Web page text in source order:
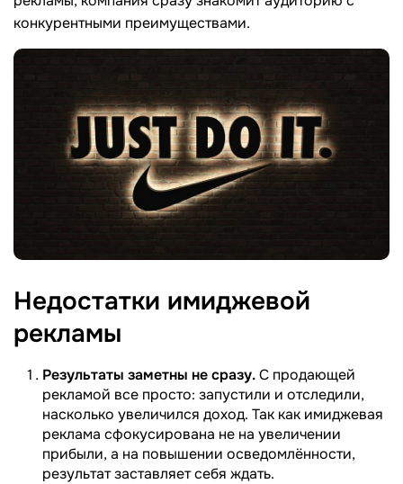
конкурентными преимуществами.
Недостатки имиджевой
рекламы
Результаты заметны не сразу.С продающей
рекламой все просто: запустили и отследили,
насколько увеличился доход. Так как имиджевая
реклама сфокусирована не на увеличении
прибыли, а на повышении осведомлённости,
результат заставляет себя ждать.